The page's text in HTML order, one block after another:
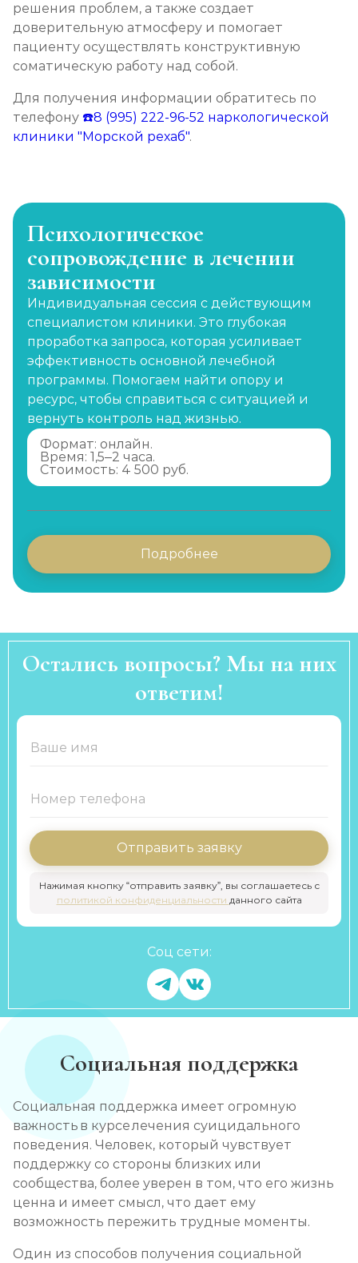
решения проблем, а также создает
доверительную атмосферу и помогает
пациенту осуществлять конструктивную
соматическую работу над собой.
Для получения информации обратитесь по
телефону ☎️8 (995) 222-96-52 наркологической
клиники "Морской рехаб".
Психологическое
сопровождение в лечении
зависимости
Индивидуальная сессия с действующим
специалистом клиники. Это глубокая
проработка запроса, которая усиливает
эффективность основной лечебной
программы. Помогаем найти опору и
ресурс, чтобы справиться с ситуацией и
вернуть контроль над жизнью.
Формат: онлайн.
Время: 1,5–2 часа.
Стоимость: 4 500 руб.
Подробнее
Остались вопросы? Мы на них
ответим!
Отправить заявку
Нажимая кнопку “отправить заявку”, вы соглашаетесь с
политикой конфиденциальности данного сайта
Соц сети:
Социальная поддержка
Социальная поддержка имеет огромную
важность в курсе лечения суицидального
поведения. Человек, который чувствует
поддержку со стороны близких или
сообщества, более уверен в том, что его жизнь
ценна и имеет смысл, что дает ему
возможность пережить трудные моменты.
Один из способов получения социальной